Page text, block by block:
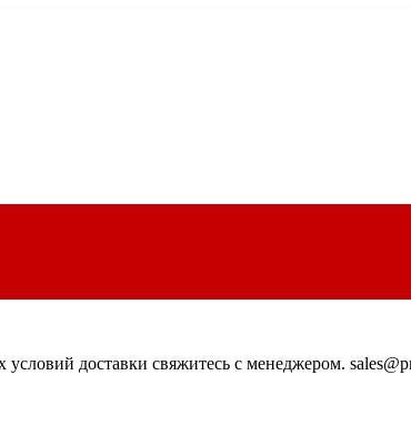
доставки свяжитесь с менеджером.